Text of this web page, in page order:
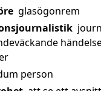
glasögonrem
person